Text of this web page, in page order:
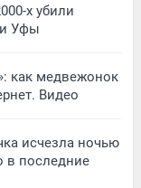
х убили
Уфы
как медвежонок
Видео
исчезла ночью
в последние